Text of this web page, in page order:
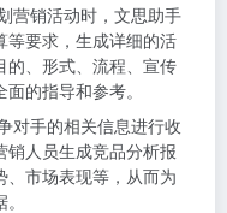
营销活动时，文思助手
等要求，生成详细的活
的、形式、流程、宣传
的指导和参考。
对手的相关信息进行收
人员生成竞品分析报
市场表现等，从而为